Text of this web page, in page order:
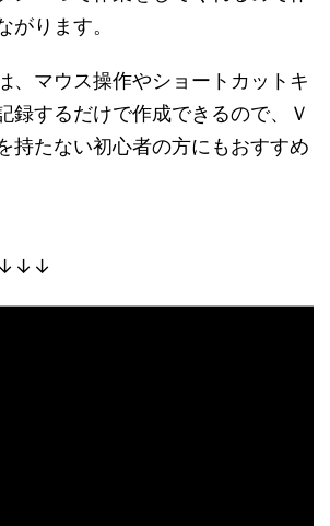
がります。
、マウス操作やショートカットキ
録するだけで作成できるので、Ｖ
持たない初心者の方にもおすすめ
↓↓↓